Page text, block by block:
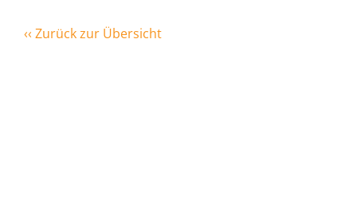
‹‹ Zurück zur Übersicht